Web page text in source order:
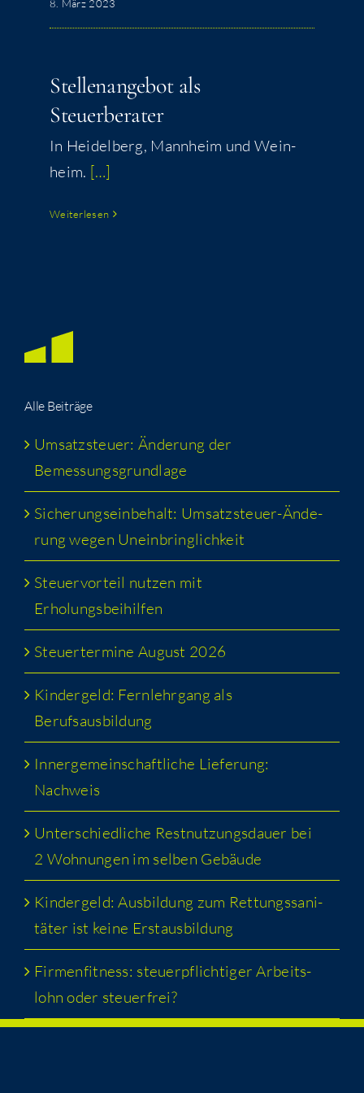
8. März 2023
Stel­len­an­ge­bot als
Steuerberater
In Hei­del­berg, Mann­heim und Wein­
heim. […]
Weiterlesen
Alle Bei­trä­ge
Umsatz­steu­er: Ände­rung der
Bemessungsgrundlage
Siche­rungs­ein­be­halt: Umsatz­steu­er-Ände­
rung wegen Uneinbringlichkeit
Steu­er­vor­teil nut­zen mit
Erholungsbeihilfen
Steu­er­ter­mi­ne August 2026
Kin­der­geld: Fern­lehr­gang als
Berufsausbildung
Inner­ge­mein­schaft­li­che Lie­fe­rung:
Nachweis
Unter­schied­li­che Rest­nut­zungs­dau­er bei
2 Woh­nun­gen im sel­ben Gebäude
Kin­der­geld: Aus­bil­dung zum Ret­tungs­sa­ni­
tä­ter ist kei­ne Erstausbildung
Fir­men­fit­ness: steu­er­pflich­ti­ger Arbeits­
lohn oder steuerfrei?